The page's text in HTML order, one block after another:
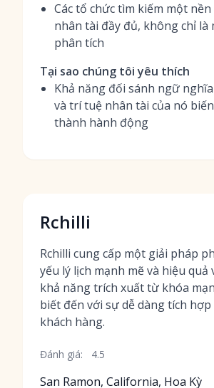
Các tổ chức tìm kiếm một
nhân tài đầy đủ, không chỉ là
phân tích
Tại sao chúng tôi yêu thích
Khả năng đối sánh ngữ
và trí tuệ nhân tài của nó
thành hành động
Rchilli
Rchilli cung cấp một giải pháp
yếu lý lịch mạnh mẽ và hiệu quả
khả năng trích xuất từ khóa
biết đến với sự dễ dàng tích
khách hàng.
Đánh giá: 4.5
San Ramon, California, Hoa Kỳ